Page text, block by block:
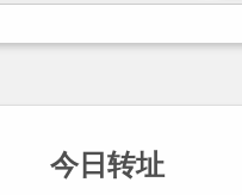
今日转址